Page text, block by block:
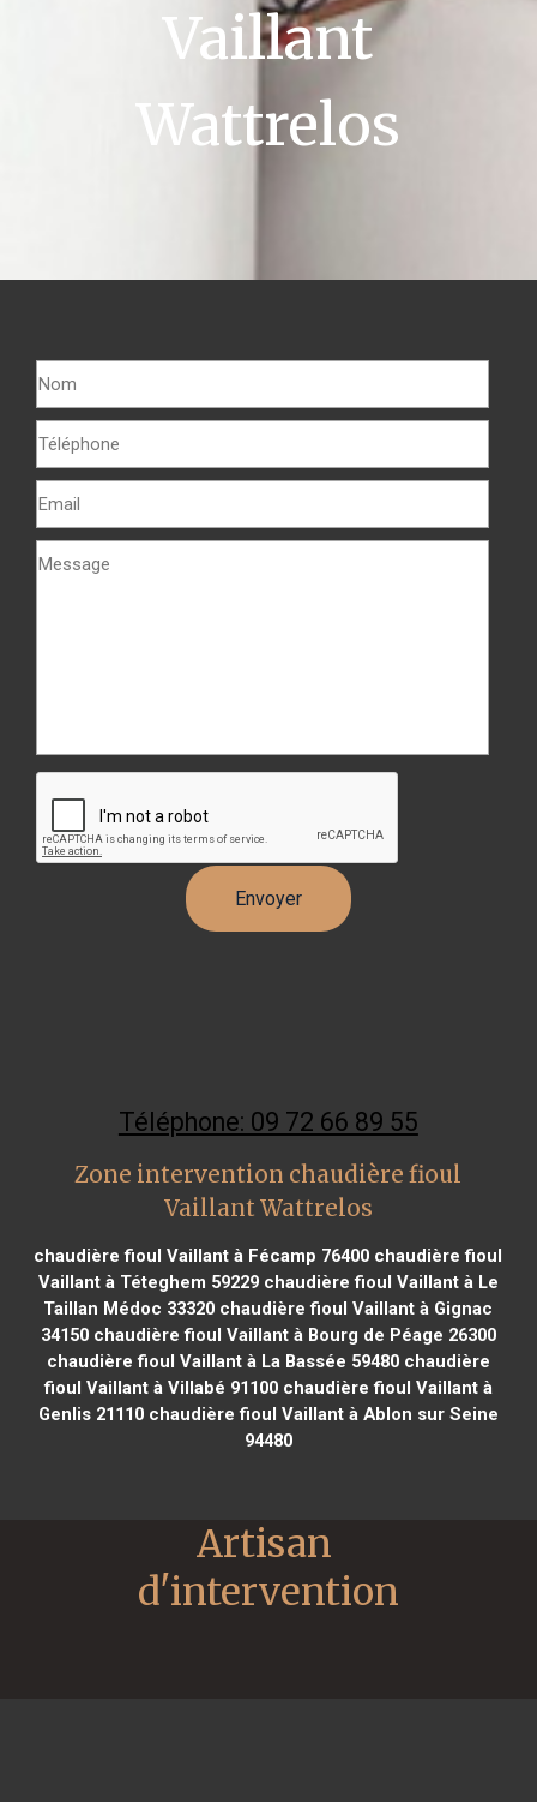
Vaillant
Wattrelos
Téléphone: 09 72 66 89 55
Zone intervention chaudière fioul
Vaillant Wattrelos
chaudière fioul Vaillant à Fécamp 76400 chaudière fioul
Vaillant à Téteghem 59229chaudière fioul Vaillant à Le
Taillan Médoc 33320 chaudière fioul Vaillant à Gignac
34150chaudière fioul Vaillant à Bourg de Péage 26300
chaudière fioul Vaillant à La Bassée 59480chaudière
fioul Vaillant à Villabé 91100chaudière fioul Vaillant à
Genlis 21110chaudière fioul Vaillant à Ablon sur Seine
94480
Artisan
d'intervention